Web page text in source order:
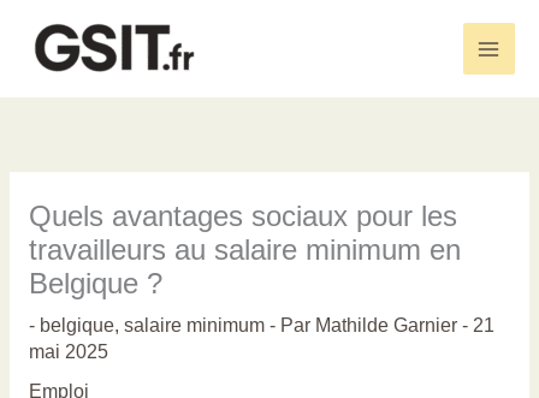
contenu
Main
Quels avantages sociaux pour les
travailleurs au salaire minimum en
Belgique ?
- belgique, salaire minimum- Par Mathilde Garnier - 21
mai 2025
Emploi